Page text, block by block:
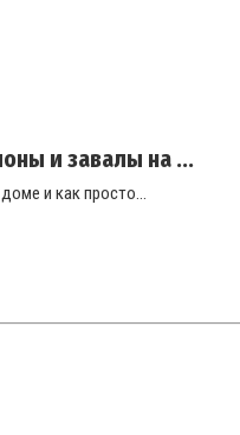
и завалы на ...
и как просто...